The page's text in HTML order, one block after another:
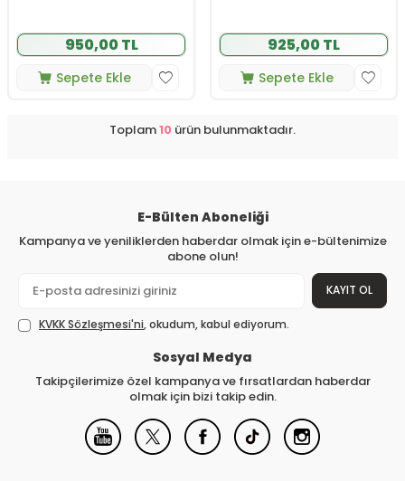
950,00 TL
Sepete Ekle
925,00 TL
Sepete Ekle
Toplam10 ürün bulunmaktadır.
E-Bülten Aboneliği
Kampanya ve yeniliklerden haberdar olmak için e-bültenimize
abone olun!
KAYIT OL
KVKK Sözleşmesi'ni, okudum, kabul ediyorum.
Sosyal Medya
Takipçilerimize özel kampanya ve fırsatlardan haberdar
olmak için bizi takip edin.